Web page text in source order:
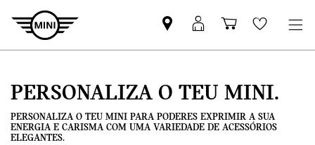
Pesquisar
parceiro
Iniciar
sessão
Carrinho
de
Wishlist
PERSONALIZA O TEU MINI.
PERSONALIZA O TEU MINI PARA PODERES EXPRIMIR A SUA
ENERGIA E CARISMA COM UMA VARIEDADE DE ACESSÓRIOS
ELEGANTES.